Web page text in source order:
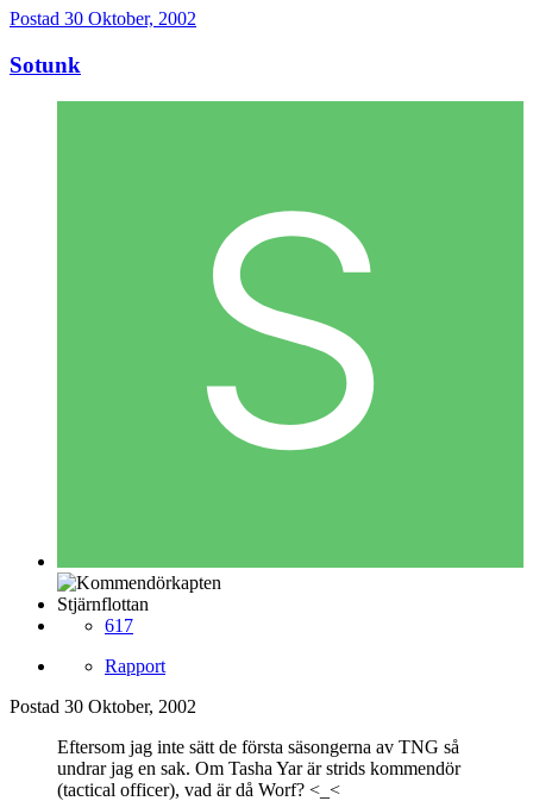
Postad 30 Oktober, 2002
Sotunk
Stjärnflottan
617
Rapport
Postad 30 Oktober, 2002
Eftersom jag inte sätt de första säsongerna av TNG så
undrar jag en sak. Om Tasha Yar är strids kommendör
(tactical officer), vad är då Worf? <_<